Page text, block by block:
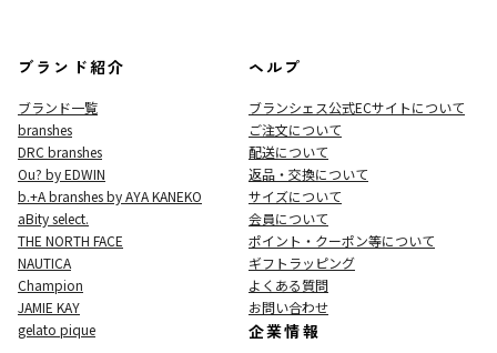
ブランド紹介
ブランド一覧
branshes
DRC branshes
Ou? by EDWIN
b.+A branshes by AYA KANEKO
aBity select.
THE NORTH FACE
NAUTICA
Champion
JAMIE KAY
gelato pique
ヘルプ
ブランシェス公式ECサイトについて
ご注文について
配送について
返品・交換について
サイズについて
会員について
ポイント・クーポン等について
ギフトラッピング
よくある質問
お問い合わせ
企業情報